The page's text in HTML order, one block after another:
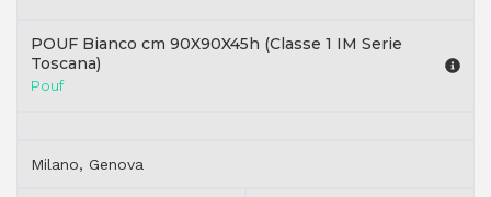
POUF Bianco cm 90X90X45h (Classe 1 IM Serie
Toscana)
Pouf
Milano, Genova